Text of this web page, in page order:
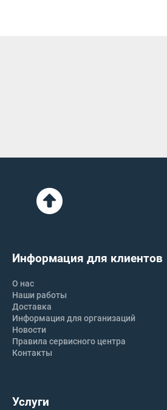
Услуги
Информация для клиентов
О нас
Наши работы
Доставка
Информация для организаций
Новости
Правила сервисного центра
Контакты